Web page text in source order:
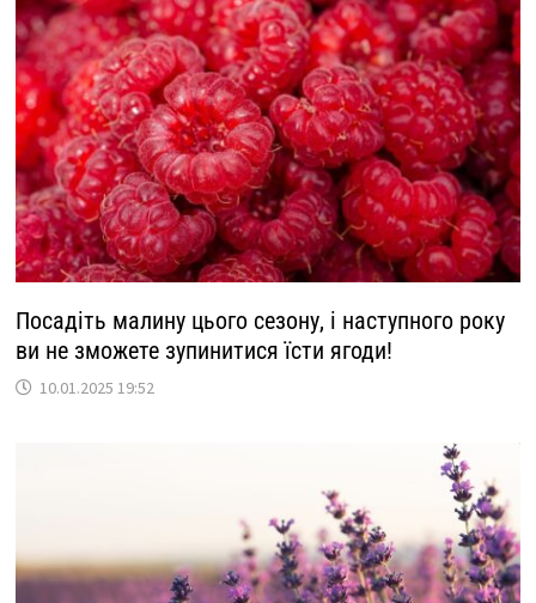
Посадіть малину цього сезону, і наступного року
ви не зможете зупинитися їсти ягоди!
10.01.2025 19:52